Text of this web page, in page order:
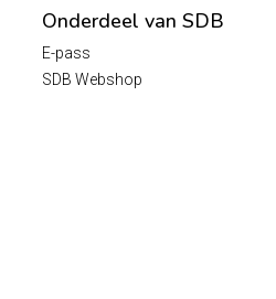
Onderdeel van SDB
E-pass
SDB Webshop